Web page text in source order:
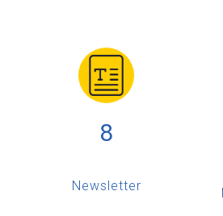
8
Newsletter